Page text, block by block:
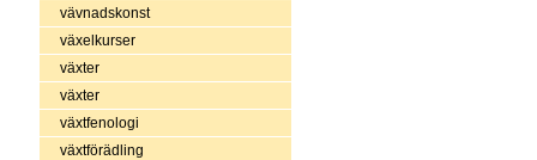
vävnadskonst
växelkurser
växter
växter
växtfenologi
växtförädling